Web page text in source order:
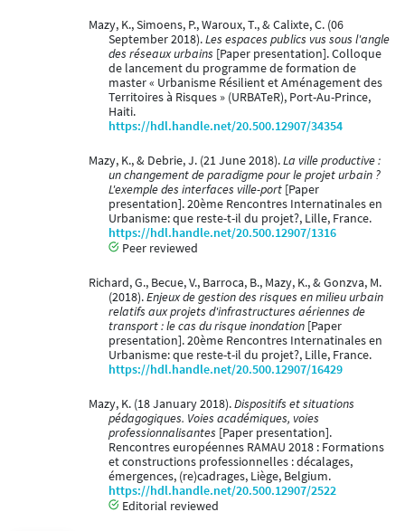
Mazy, K., Simoens, P., Waroux, T., & Calixte, C. (06
September 2018).Les espaces publics vus sous l'angle
des réseaux urbains [Paper presentation]. Colloque
de lancement du programme de formation de
master « Urbanisme Résilient et Aménagement des
Territoires à Risques » (URBATeR), Port-Au-Prince,
Haiti.
https://hdl.handle.net/20.500.12907/34354
Mazy, K., & Debrie, J. (21 June 2018).La ville productive :
un changement de paradigme pour le projet urbain ?
L'exemple des interfaces ville-port [Paper
presentation]. 20ème Rencontres Internatinales en
Urbanisme: que reste-t-il du projet?, Lille, France.
https://hdl.handle.net/20.500.12907/1316
Peer reviewed
Richard, G., Becue, V., Barroca, B., Mazy, K., & Gonzva, M.
(2018).Enjeux de gestion des risques en milieu urbain
relatifs aux projets d'infrastructures aériennes de
transport : le cas du risque inondation [Paper
presentation]. 20ème Rencontres Internatinales en
Urbanisme: que reste-t-il du projet?, Lille, France.
https://hdl.handle.net/20.500.12907/16429
Mazy, K. (18 January 2018).Dispositifs et situations
pédagogiques. Voies académiques, voies
professionnalisantes [Paper presentation].
Rencontres européennes RAMAU 2018 : Formations
et constructions professionnelles : décalages,
émergences, (re)cadrages, Liège, Belgium.
https://hdl.handle.net/20.500.12907/2522
Editorial reviewed